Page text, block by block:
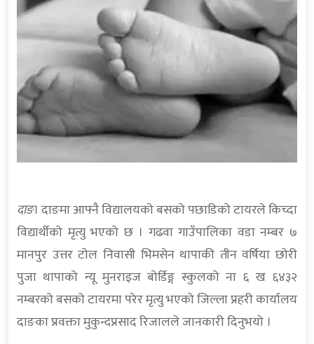
दाङ। दाङमा आफ्नै विद्यालयको बसको पछाडिको टायरले किच्दा
विद्यार्थीको मृत्यु भएको छ । गढवा गाउँपालिका वडा नम्बर ७
मानपुर उत्तर टोल निवासी भिमसेन थापाकी तीन वर्षिया छोरी
पुजा थापाको न्यू मुनराइज बोर्डिङ्ग स्कुलको ना ६ ख ६४३२
नम्बरको बसको टायरमा परेर मृत्यु भएको जिल्ला प्रहरी कार्यालय
दाङका प्रवक्ता मुकुन्दप्रसाद रिजालले जानकारी दिनुभयो ।